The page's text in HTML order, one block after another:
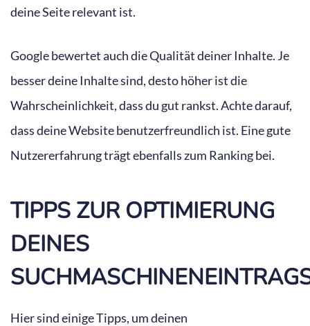
deine Seite relevant ist.
Google bewertet auch die Qualität deiner Inhalte. Je
besser deine Inhalte sind, desto höher ist die
Wahrscheinlichkeit, dass du gut rankst. Achte darauf,
dass deine Website benutzerfreundlich ist. Eine gute
Nutzererfahrung trägt ebenfalls zum Ranking bei.
TIPPS ZUR OPTIMIERUNG
DEINES
Hier sind einige Tipps, um deinen